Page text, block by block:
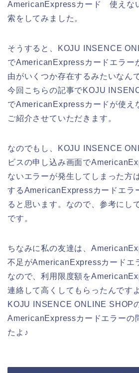
AmericanExpressカード 使えな
索をしてみました。
そうすると、KOJU INSENCE
でAmericanExpressカードエラー
由がいくつか存在するみたいなん
今回こちらの記事でKOJU
でAmericanExpressカードが使え
ご紹介させていただきます。
なのでもし、KOJU INSENCE
ビスの申し込み画面で
ないエラーが発生してしまった方
するAmericanExpressカードエラ
ると思います。なので、参考にし
です。
ちなみに私の友達は、
不足がAmericanExpressカードエ
なので、利用限度額を
連絡して高くしてもらったんです
KOJU INSENCE ONLINE SHOP
AmericanExpressカードエラーの
たよ♪